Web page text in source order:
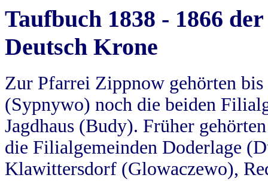
Taufbuch 1838 - 1866
Deutsch Krone
Zur Pfarrei Zippnow gehörten
(Sypnywo) noch die beiden
Jagdhaus (Budy). Früher
die Filialgemeinden Doderlage
Klawittersdorf (Glowaczewo),